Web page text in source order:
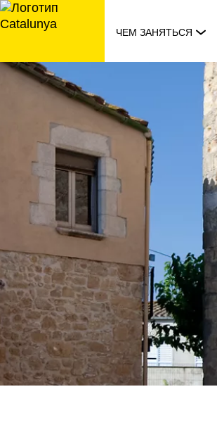
перейти
к
ЧЕМ ЗАНЯТЬСЯ